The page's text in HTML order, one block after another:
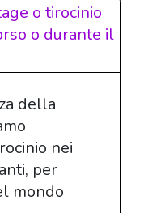
o tirocinio
o durante il
della
nei
per
mondo